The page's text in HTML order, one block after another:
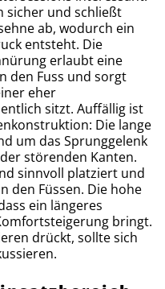
sicher und schließt
ab, wodurch ein
entsteht. Die
erlaubt eine
den Fuss und sorgt
eher
sitzt. Auffällig ist
Die lange
um das Sprunggelenk
störenden Kanten.
sinnvoll platziert und
den Füssen. Die hohe
ein längeres
bringt.
drückt, sollte sich